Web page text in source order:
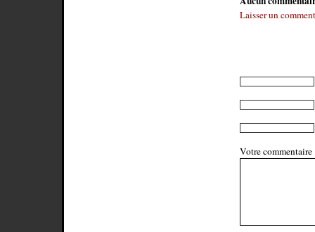
Laisser un
Votre commentaire